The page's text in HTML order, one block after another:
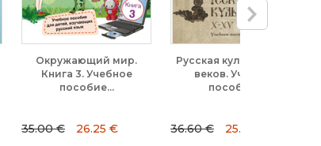
мир.
3. Учебное
26.25 €
Русская культура Х-ХV
веков. Учебное
36.60 € 25.62 €